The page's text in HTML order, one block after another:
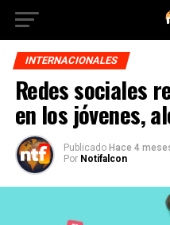
INTERNACIONALES
Redes sociales
en los jóvenes,
Publicado Hace 4
Por Notifalcon